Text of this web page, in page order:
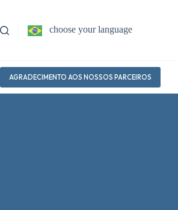
o
conteúdo
choose your language
AGRADECIMENTO AOS NOSSOS PARCEIROS